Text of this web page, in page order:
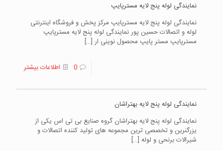
نمایندگی لوله پنج لایه مسترپایپ
نمایندگی لوله پنج لایه مسترپایپ مرکز پخش و فروشگاه اینترنتی
لوله و اتصالات حسین پور نمایندگی لوله پنج لایه مسترپایپ
مسترپایپ مستر پایپ محصول نوینی ار […]
0 اطلاعات بیشتر
نمایندگی لوله پنج لایه بهتراشان
نمایندگی لوله پنج لایه بهتراشان گروه صنایع بی تی اس یکی از
یزرگنرین و تخصصی ترین مجموعه های تولید کننده اتصالات و
شیرالات برنحی و لوله […]